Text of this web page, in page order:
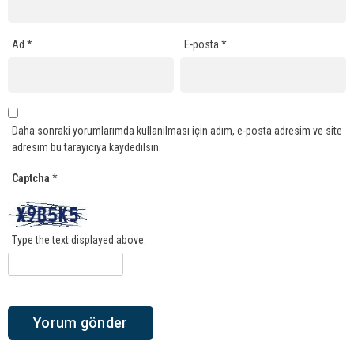
Ad * E-posta*
Daha sonraki yorumlarımda kullanılması için adım, e-posta adresim ve site
adresim bu tarayıcıya kaydedilsin.
Captcha *
Type the text displayed above: